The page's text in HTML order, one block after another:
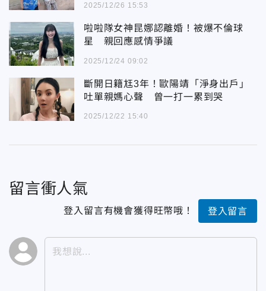
2025/12/26 15:53
啦啦隊女神昆娜認離婚！被爆不倫球
星 親回應感情爭議
2025/12/24 09:02
斷開日籍尪3年！歐陽靖「淨身出戶」
吐單親媽心聲 曾一打一累到哭
2025/12/22 15:40
留言衝人氣
登入留言有機會獲得旺幣哦！ 登入留言